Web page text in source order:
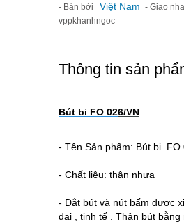
- Bán bởi Việt Nam - Giao
vppkhanhngoc
Thông tin sản
Bút bi FO 026/VN
- Tên Sản phẩm: Bút bi FO
- Chất liệu: thân nhựa
- Dắt bút và nút bấm được
đại , tinh tế . Thân bút bằng